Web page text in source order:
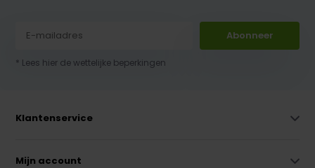
Abonneer
* Lees hier de wettelijke beperkingen
Klantenservice
Mijn account